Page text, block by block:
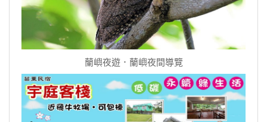
蘭嶼夜遊．蘭嶼夜間導覽